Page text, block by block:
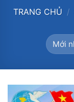
TRANG CHỦ /